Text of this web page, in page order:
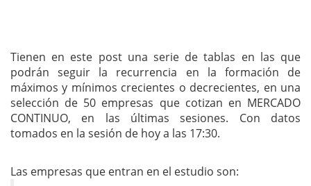
Tienen en este post una serie de tablas en las que
podrán seguir la recurrencia en la formación de
máximos y mínimos crecientes o decrecientes, en una
selección de 50 empresas que cotizan en MERCADO
CONTINUO, en las últimas sesiones. Con datos
tomados en la sesión de hoy a las 17:30.
Las empresas que entran en el estudio son: